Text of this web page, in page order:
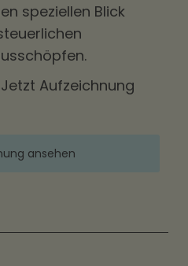
speziellen Blick
Aufzeichnung
ansehen